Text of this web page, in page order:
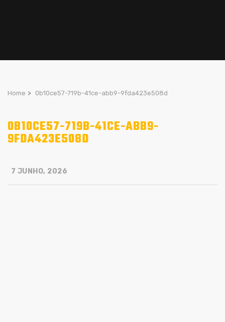
Home > 0b10ce57-719b-41ce-abb9-9fda423e508d
0B10CE57-719B-41CE-ABB9-
9FDA423E508D
7 JUNHO, 2026